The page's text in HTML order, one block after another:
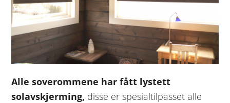
Alle soverommene har fått lystett
solavskjerming, disse er spesialtilpasset alle